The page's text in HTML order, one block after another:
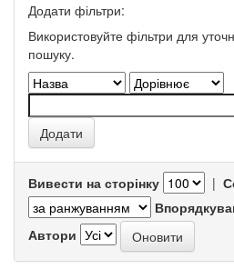
Додати фільтри:
Використовуйте фільтри для
пошуку.
Вивести на сторінку |
Автори